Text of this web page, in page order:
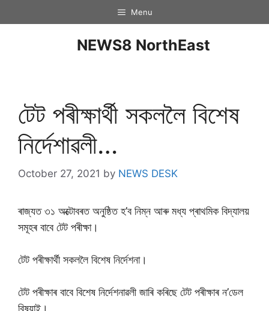
Menu
NEWS8 NorthEast
টেট পৰীক্ষাৰ্থী সকললৈ বিশেষ
নিৰ্দেশাৱলী…
October 27, 2021 by NEWS DESK
ৰাজ্যত ৩১ অক্টোবৰত অনুষ্ঠিত হ’ব নিম্ন আৰু মধ্য প্ৰাথমিক বিদ্যালয়
সমূহৰ বাবে টেট পৰীক্ষা।
টেট পৰীক্ষাৰ্থী সকললৈ বিশেষ নিৰ্দেশনা।
টেট পৰীক্ষাৰ বাবে বিশেষ নিৰ্দেশনাৱলী জাৰি কৰিছে টেট পৰীক্ষাৰ ন’ডেল
বিষয়াই।